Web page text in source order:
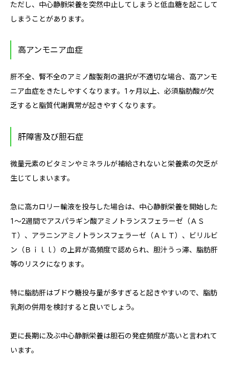
ただし、中心静脈栄養を突然中止してしまうと低血糖を起こして
しまうことがあります。
高アンモニア血症
肝不全、腎不全のアミノ酸製剤の選択が不適切な場合、高アンモ
ニア血症をきたしやすくなります。1ヶ月以上、必須脂肪酸が欠
乏すると脂質代謝異常が起きやすくなります。
肝障害及び胆石症
微量元素のビタミンやミネラルが補給されないと栄養素の欠乏が
生じてしまいます。
急に高カロリー輸液を投与した場合は、中心静脈栄養を開始した
1～2週間でアスパラギン酸アミノトランスフェラーゼ（ＡＳ
Ｔ）、アラニンアミノトランスフェラーゼ（ＡＬＴ）、ビリルビ
ン（Ｂｉｌｌ）の上昇が高頻度で認められ、胆汁うっ滞、脂肪肝
等のリスクになります。
特に脂肪肝はブドウ糖投与量が多すぎると起きやすいので、脂肪
乳剤の併用を検討すると良いでしょう。
更に長期に及ぶ中心静脈栄養は胆石の発症頻度が高いと言われて
います。